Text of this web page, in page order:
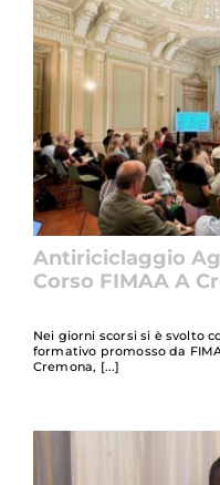
Antiriciclaggio
Corso FIMAA A
Nei giorni scorsi si è svolto
formativo promosso da
Cremona,